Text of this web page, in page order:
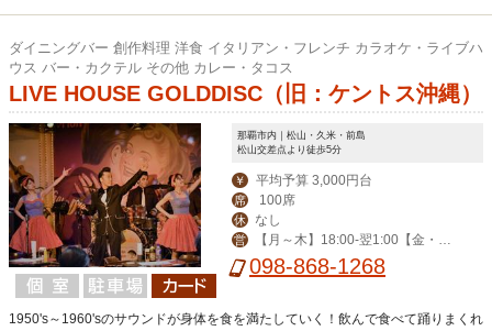
ダイニングバー 創作料理 洋食 イタリアン・フレンチ カラオケ・ライブハ
ウス バー・カクテル その他 カレー・タコス
LIVE HOUSE GOLDDISC（旧：ケントス沖縄）
那覇市内｜松山・久米・前島
松山交差点より徒歩5分
￥ 平均予算 3,000円台
席 100席
休 なし
営
【月～木】18:00-翌1:00【金・
土】18:00-翌2:00【日・祝】18:00-0:
098-868-1268
1950's～1960'sのサウンドが身体を食を満たしていく！飲んで食べて踊りまくれ